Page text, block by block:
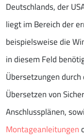
Deutschlands, der
liegt im Bereich der
beispielsweise die
in diesem Feld
Übersetzungen
Übersetzen von
Anschlussplänen,
Montageanleitungen